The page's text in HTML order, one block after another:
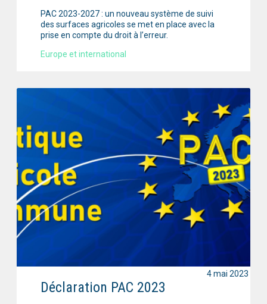
PAC 2023-2027 : un nouveau système de suivi
des surfaces agricoles se met en place avec la
prise en compte du droit à l’erreur.
Europe et international
Déclaration PAC 2023
4 mai 2023